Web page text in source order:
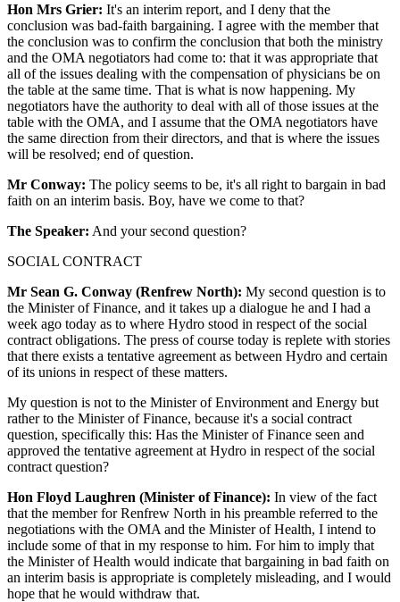
Hon Mrs Grier: It's an interim report, and I deny that the
conclusion was bad-faith bargaining. I agree with the member that
the conclusion was to confirm the conclusion that both the ministry
and the OMA negotiators had come to: that it was appropriate that
all of the issues dealing with the compensation of physicians be on
the table at the same time. That is what is now happening. My
negotiators have the authority to deal with all of those issues at the
table with the OMA, and I assume that the OMA negotiators have
the same direction from their directors, and that is where the issues
will be resolved; end of question.
Mr Conway: The policy seems to be, it's all right to bargain in bad
faith on an interim basis. Boy, have we come to that?
The Speaker: And your second question?
SOCIAL CONTRACT
Mr Sean G. Conway (Renfrew North): My second question is to
the Minister of Finance, and it takes up a dialogue he and I had a
week ago today as to where Hydro stood in respect of the social
contract obligations. The press of course today is replete with stories
that there exists a tentative agreement as between Hydro and certain
of its unions in respect of these matters.
My question is not to the Minister of Environment and Energy but
rather to the Minister of Finance, because it's a social contract
question, specifically this: Has the Minister of Finance seen and
approved the tentative agreement at Hydro in respect of the social
contract question?
Hon Floyd Laughren (Minister of Finance): In view of the fact
that the member for Renfrew North in his preamble referred to the
negotiations with the OMA and the Minister of Health, I intend to
include some of that in my response to him. For him to imply that
the Minister of Health would indicate that bargaining in bad faith on
an interim basis is appropriate is completely misleading, and I would
hope that he would withdraw that.